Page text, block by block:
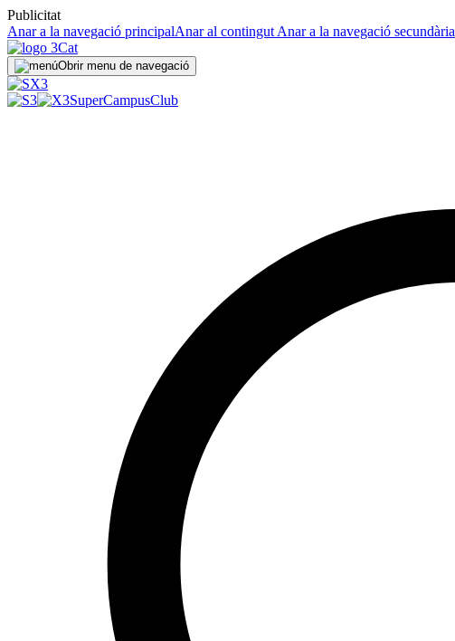
Publicitat
Anar a la navegació principalAnar al contingut Anar a la navegació secundària
Obrir menu de navegació
SuperCampusClub